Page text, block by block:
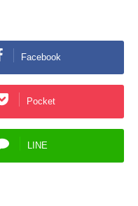
Facebook
Pocket
LINE